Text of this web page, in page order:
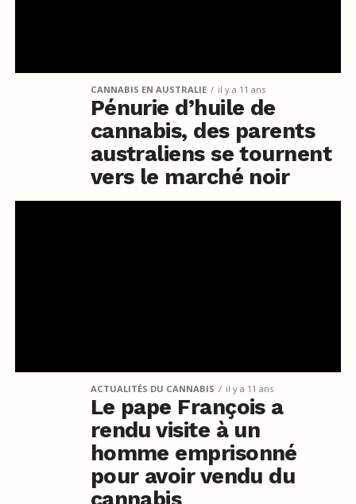
CANNABIS EN AUSTRALIE il y a 11 ans
Pénurie d’huile de
cannabis, des parents
australiens se tournent
vers le marché noir
ACTUALITÉS DU CANNABIS il y a 11 ans
Le pape François a
rendu visite à un
homme emprisonné
pour avoir vendu du
cannabis